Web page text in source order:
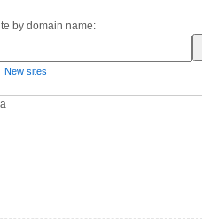
by domain name:
New sites